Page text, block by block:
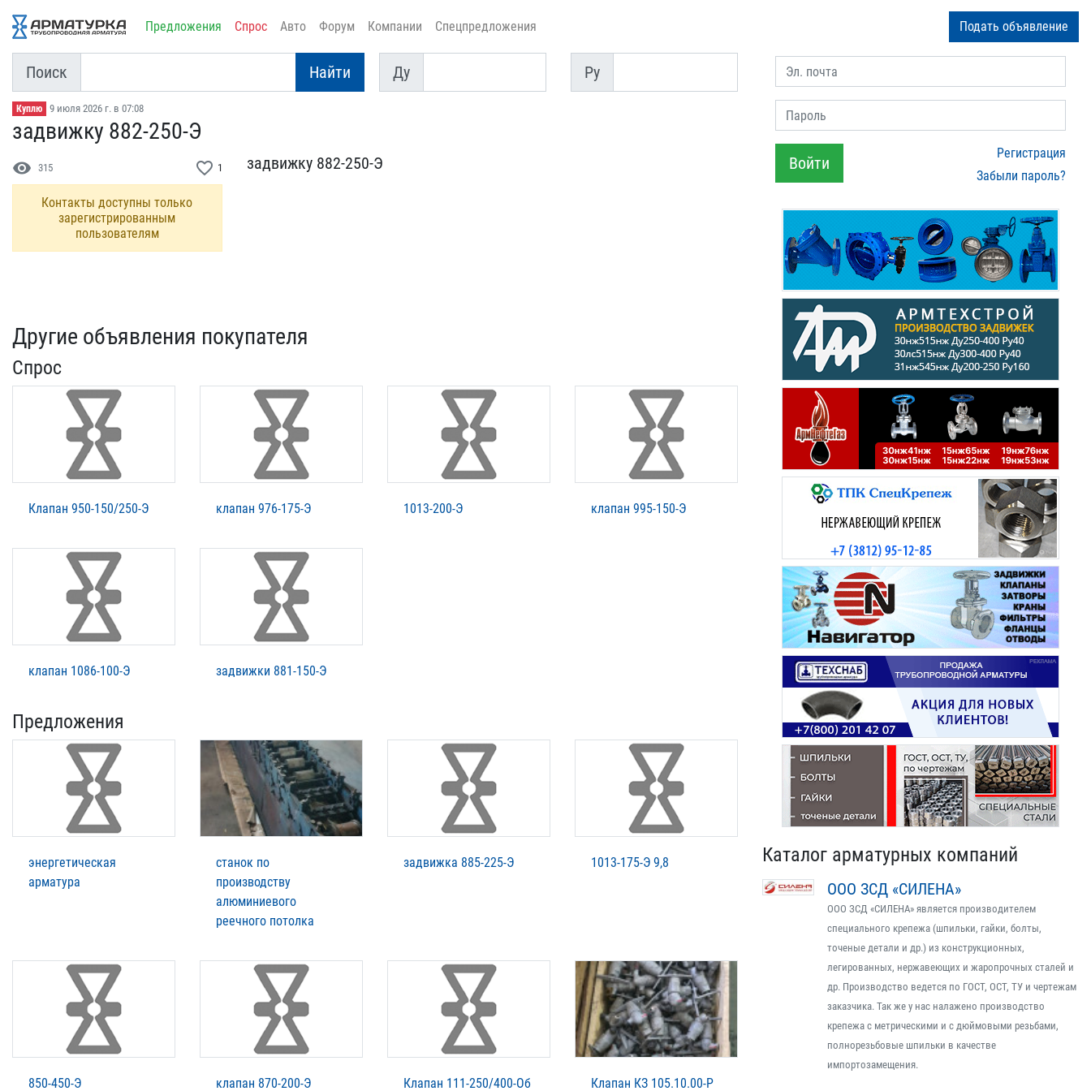
Предложения Спрос Авто Форум Компании Спецпредложения Подать объявление
Поиск Найти
Ду
Ду
Py
Py
Куплю 9 июля 2026 г. в 07:08
задвижку 882-250-Э
visibility 315 favorite_border 1
Контакты доступны только
зарегистрированным
пользователям
задвижку 882-250-Э
Другие объявления покупателя
Спрос
Клапан 950-150/250-Э клапан 976-175-Э 1013-200-Э клапан 995-150-Э
клапан 1086-100-Э задвижки 881-150-Э
Предложения
энергетическая
арматура
станок по
производству
алюминиевого
реечного потолка
задвижка 885-225-Э 1013-175-Э 9,8
850-450-Э клапан 870-200-Э Клапан 111-250/400-Об
Клапан КЗ 105.10.00-Р
Эл. почта
Пароль
Войти
Регистрация
Забыли пароль?
Каталог арматурных компаний
ООО ЗСД «СИЛЕНА»
ООО ЗСД «СИЛЕНА» является производителем
специального крепежа (шпильки, гайки, болты,
точеные детали и др.) из конструкционных,
легированных, нержавеющих и жаропрочных сталей и
др. Производство ведется по ГОСТ, ОСТ, ТУ и чертежам
заказчика. Так же у нас налажено производство
крепежа с метрическими и с дюймовыми резьбами,
полнорезьбовые шпильки в качестве
импортозамещения.